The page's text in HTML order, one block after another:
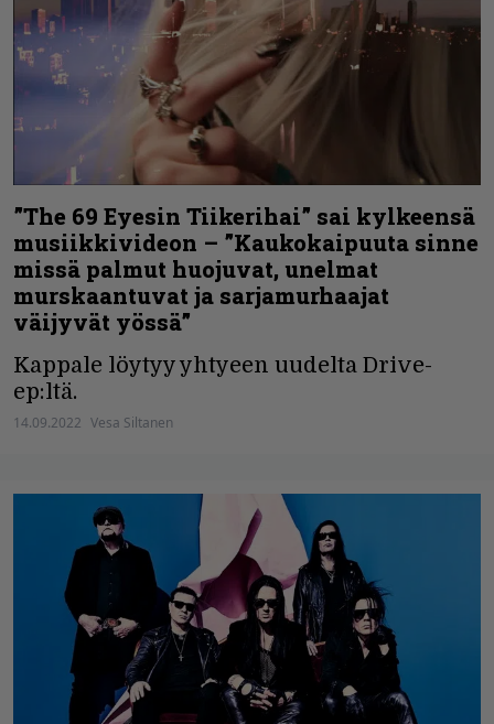
”The 69 Eyesin Tiikerihai” sai kylkeensä
musiikkivideon – ”Kaukokaipuuta sinne
missä palmut huojuvat, unelmat
murskaantuvat ja sarjamurhaajat
väijyvät yössä”
Kappale löytyy yhtyeen uudelta Drive-
ep:ltä.
14.09.2022 Vesa Siltanen